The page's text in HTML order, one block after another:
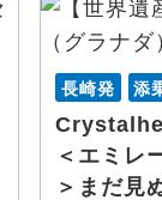
長崎発 添
＜エミレ
＞まだ見